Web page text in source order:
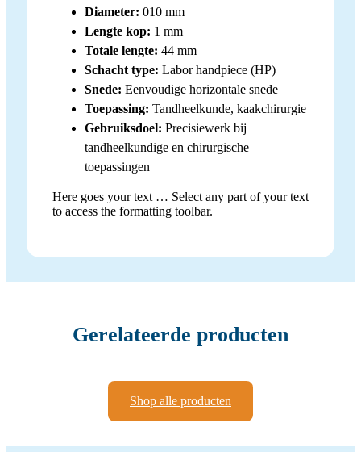
Diameter: 010 mm
Lengte kop: 1 mm
Totale lengte: 44 mm
Schacht type: Labor handpiece (HP)
Snede: Eenvoudige horizontale snede
Toepassing: Tandheelkunde, kaakchirurgie
Gebruiksdoel: Precisiewerk bij
tandheelkundige en chirurgische
toepassingen
Here goes your text … Select any part of your text
to access the formatting toolbar.
Gerelateerde producten
Shop alle producten